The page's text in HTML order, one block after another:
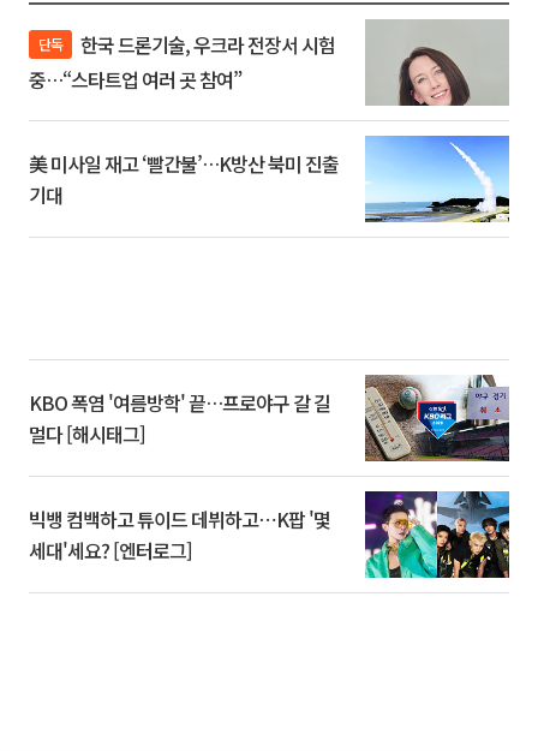
단독
중…“스타트업 여러 곳 참여”
美 미사일 재고 ‘빨간불’…K방산 북미 진출
기대
KBO 폭염 '여름방학' 끝…프로야구 갈 길
멀다 [해시태그]
빅뱅 컴백하고 튜이드 데뷔하고⋯K팝 '몇
세대'세요? [엔터로그]